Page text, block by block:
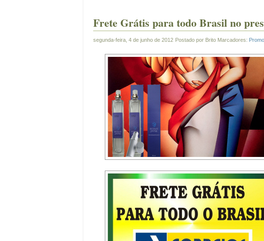
Frete Grátis para todo Brasil no
segunda-feira, 4 de junho de 2012 Postado por Brito Marcadores: